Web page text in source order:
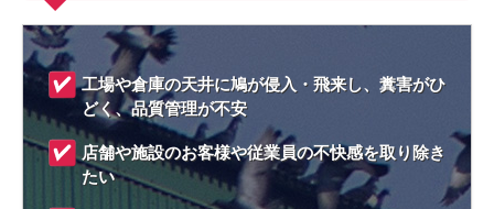
工場や倉庫の天井に鳩が侵入・飛来し、糞害がひ
どく、品質管理が不安
店舗や施設のお客様や従業員の不快感を取り除き
たい